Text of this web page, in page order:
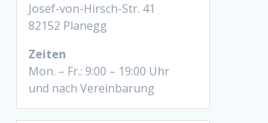
Josef-von-Hirsch-Str. 41
82152 Planegg
Zeiten
Mon. – Fr.: 9:00 – 19:00 Uhr
und nach Vereinbarung